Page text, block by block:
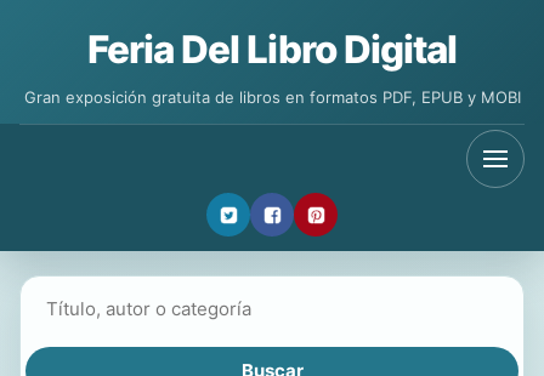
Feria Del Libro Digital
Gran exposición gratuita de libros en formatos PDF, EPUB y MOBI